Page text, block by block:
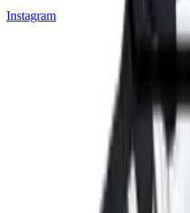
Instagram